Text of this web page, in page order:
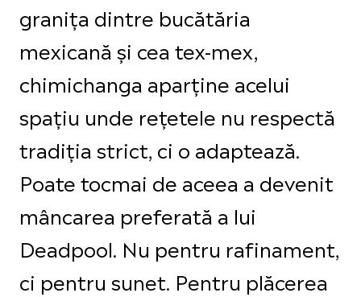
granița dintre bucătăria
mexicană și cea tex-mex,
chimichanga aparține acelui
spațiu unde rețetele nu respectă
tradiția strict, ci o adaptează.
Poate tocmai de aceea a devenit
mâncarea preferată a lui
Deadpool. Nu pentru rafinament,
ci pentru sunet. Pentru plăcerea